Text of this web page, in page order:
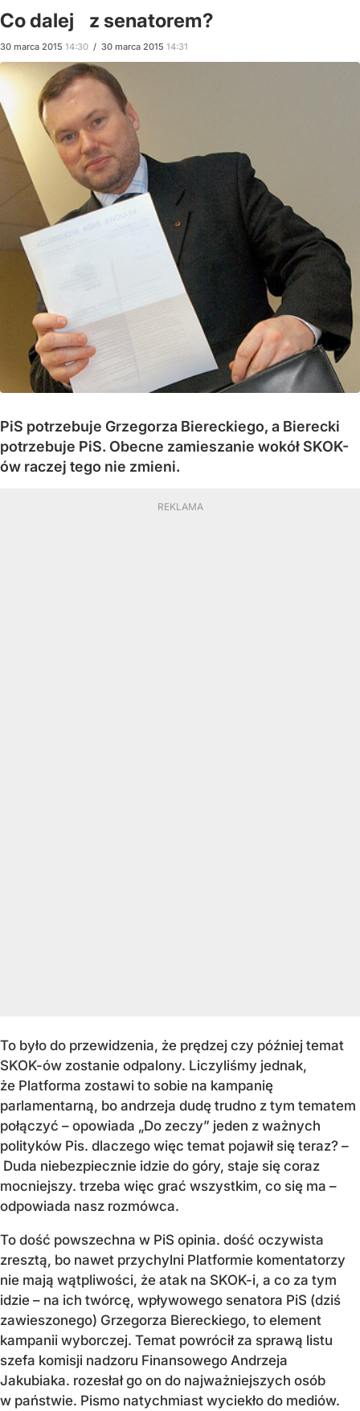
Co dalej z senatorem?
30 marca 2015 14:30 / 30 marca 2015 14:31
PiS potrzebuje Grzegorza Biereckiego, a Bierecki
potrzebuje PiS. Obecne zamieszanie wokół SKOK-
ów raczej tego nie zmieni.
To było do przewidzenia, że prędzej czy później temat
SKOK-ów zostanie odpalony. Liczyliśmy jednak,
że Platforma zostawi to sobie na kampanię
parlamentarną, bo andrzeja dudę trudno z tym tematem
połączyć – opowiada „Do zeczy” jeden z ważnych
polityków Pis. dlaczego więc temat pojawił się teraz? –
Duda niebezpiecznie idzie do góry, staje się coraz
mocniejszy. trzeba więc grać wszystkim, co się ma –
odpowiada nasz rozmówca.
To dość powszechna w PiS opinia. dość oczywista
zresztą, bo nawet przychylni Platformie komentatorzy
nie mają wątpliwości, że atak na SKOK-i, a co za tym
idzie – na ich twórcę, wpływowego senatora PiS (dziś
zawieszonego) Grzegorza Biereckiego, to element
kampanii wyborczej. Temat powrócił za sprawą listu
szefa komisji nadzoru Finansowego Andrzeja
Jakubiaka. rozesłał go on do najważniejszych osób
w państwie. Pismo natychmiast wyciekło do mediów.